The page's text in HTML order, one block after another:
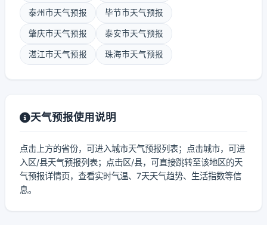
泰州市天气预报 毕节市天气预报
肇庆市天气预报 泰安市天气预报
湛江市天气预报 珠海市天气预报
天气预报使用说明
点击上方的省份，可进入城市天气预报列表；点击城市，可进
入区/县天气预报列表；点击区/县，可直接跳转至该地区的天
气预报详情页，查看实时气温、7天天气趋势、生活指数等信
息。